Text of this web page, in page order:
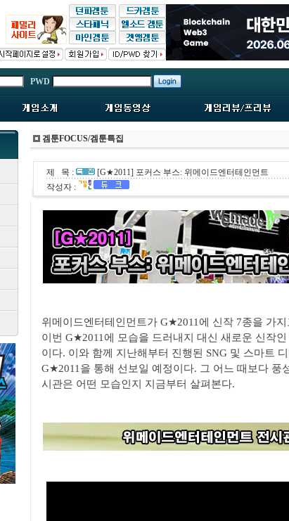
PWD
겜툰FOCUS/겜툰특집
제 목 :
[G★2011] 포커스 부스: 위메이드엔터테인먼트
작성자 :
위메이드엔터테인먼트가 G★2011에 신작 7종을 가
이번 G★2011에 모습을 드러내지 대신 새로운 신작
이다. 이와 함께 지난해부터 진행된 SNG 및 스마트
G★2011을 통해 선보일 예정이다. 그 어느 때보다 풍
시관은 어떤 모습인지 지금부터 살펴본다.